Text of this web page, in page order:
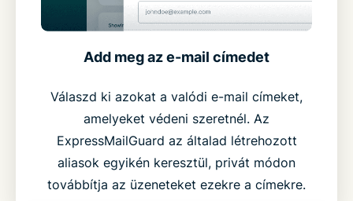
Add meg az e-mail címedet
Válaszd ki azokat a valódi e-mail címeket,
amelyeket védeni szeretnél. Az
ExpressMailGuard az általad létrehozott
aliasok egyikén keresztül, privát módon
továbbítja az üzeneteket ezekre a címekre.